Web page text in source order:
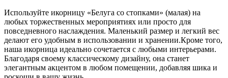
Используйте икорницу «Белуга со стопками» (малая) на
любых торжественных мероприятиях или просто для
повседневного наслаждения. Маленький размер и легкий вес
делают его удобным в использовании и хранении.Кроме того,
наша икорница идеально сочетается с любыми интерьерами.
Благодаря своему классическому дизайну, она станет
элегантным акцентом в любом помещении, добавляя шика и